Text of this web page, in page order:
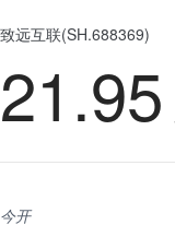
致远互联(SH.688369)
21.95
今开